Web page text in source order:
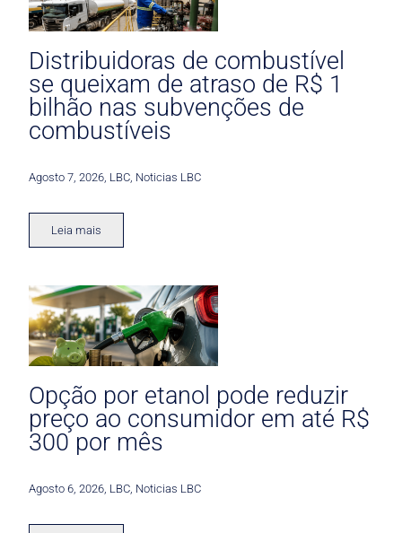
Distribuidoras de combustível
se queixam de atraso de R$ 1
bilhão nas subvenções de
combustíveis
Agosto 7, 2026 LBC Noticias LBC
Leia mais
Opção por etanol pode reduzir
preço ao consumidor em até R$
300 por mês
Agosto 6, 2026 LBC Noticias LBC